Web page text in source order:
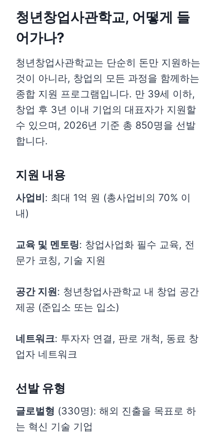
청년창업사관학교, 어떻게 들
어가나?
청년창업사관학교는 단순히 돈만 지원하는
것이 아니라, 창업의 모든 과정을 함께하는
종합 지원 프로그램입니다. 만 39세 이하,
창업 후 3년 이내 기업의 대표자가 지원할
수 있으며, 2026년 기준 총 850명을 선발
합니다.
지원 내용
사업비: 최대 1억 원 (총사업비의 70% 이
내)
교육 및 멘토링: 창업사업화 필수 교육, 전
문가 코칭, 기술 지원
공간 지원: 청년창업사관학교 내 창업 공간
제공 (준입소 또는 입소)
네트워크: 투자자 연결, 판로 개척, 동료 창
업자 네트워크
선발 유형
글로벌형 (330명): 해외 진출을 목표로 하
는 혁신 기술 기업